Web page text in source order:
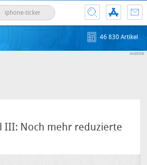
iphone-ticker
46 830 Artikel
III: Noch mehr reduzierte